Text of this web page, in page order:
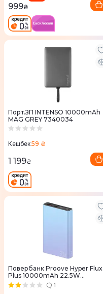
999₴
Порт.ЗП INTENSO 10000mAh
MAG GREY 7340034
Кешбек59 ₴
1 199₴
Повербанк Proove Hyper Flux
Plus 10000mAh 22.5W
градієнт
1